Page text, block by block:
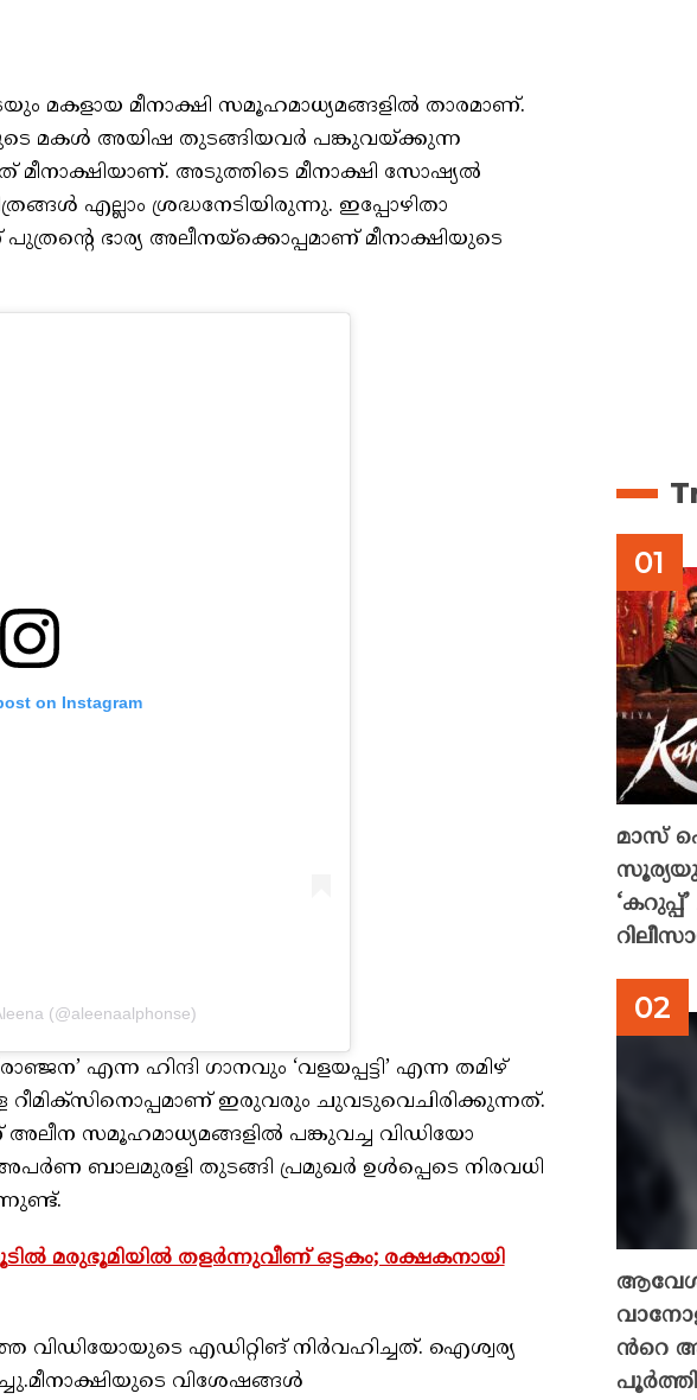
മകളായ മീനാക്ഷി സമൂഹമാധ്യമങ്ങളിൽ താരമാണ്.
മകൾ അയിഷ തുടങ്ങിയവർ പങ്കുവയ്ക്കുന്ന
മീനാക്ഷിയാണ്. അടുത്തിടെ മീനാക്ഷി സോഷ്യൽ
എല്ലാം ശ്രദ്ധനേടിയിരുന്നു. ഇപ്പോഴിതാ
ഭാര്യ അലീനയ്ക്കൊപ്പമാണ് മീനാക്ഷിയുടെ
on Instagram
(@aleenaalphonse)
എന്ന ഹിന്ദി ഗാനവും ‘വളയപ്പട്ടി’ എന്ന തമിഴ്
ഇരുവരും ചുവടുവെചിരിക്കുന്നത്.
സമൂഹമാധ്യമങ്ങളിൽ പങ്കുവച്ച വിഡിയോ
ബാലമുരളി തുടങ്ങി പ്രമുഖർ ഉൾപ്പെടെ നിരവധി
മരുഭൂമിയിൽ തളർന്നുവീണ് ഒട്ടകം; രക്ഷകനായി
എഡിറ്റിങ് നിർവഹിച്ചത്. ഐശ്വര്യ
വിശേഷങ്ങൾ
മാസ്
ൻറെ